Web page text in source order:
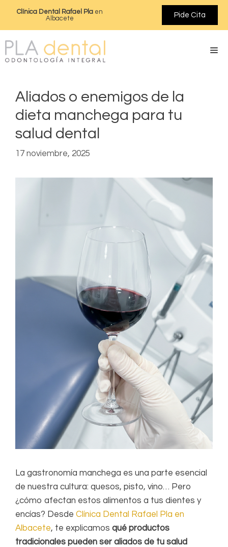
Clínica Dental Rafael Plaen
Albacete
Pide Cita
Aliados o enemigos de la
dieta manchega para tu
salud dental
17 noviembre, 2025
La gastronomía manchega es una parte esencial
de nuestra cultura: quesos, pisto, vino… Pero
¿cómo afectan estos alimentos a tus dientes y
encías? Desde Clínica Dental Rafael Pla en
Albacete, te explicamos qué productos
tradicionales pueden ser aliados de tu salud